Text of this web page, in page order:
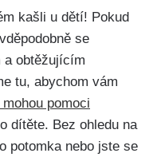
kašli u dětí! Pokud
se​
a obtěžujícím
tu, abychom vám
pomoci‍
dítěte. Bez ohledu na
potomka nebo ​jste se